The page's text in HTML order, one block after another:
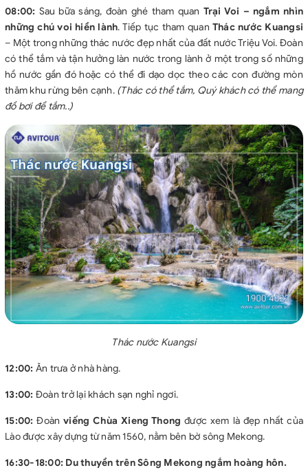
08:00: Sau bữa sáng, đoàn ghé tham quan Trại Voi – ngắm nhìn
những chú voi hiền lành. Tiếp tục tham quan Thác nước Kuangsi
– Một trong những thác nước đẹp nhất của đất nước Triệu Voi. Đoàn
có thể tắm và tận hưởng làn nước trong lành ở một trong số những
hồ nước gần đó hoặc có thể đi dạo dọc theo các con đường mòn
thăm khu rừng bên cạnh. (Thác có thể tắm, Quý khách có thể mang
đồ bơi để tắm..)
Thác nước Kuangsi
12:00: Ăn trưa ở nhà hàng.
13:00: Đoàn trở lại khách sạn nghỉ ngơi.
15:00: Đoànviếng Chùa Xieng Thong được xem là đẹp nhất của
Lào được xây dựng từ năm 1560, nằm bên bờ sông Mekong.
16:30-18:00: Du thuyền trên Sông Mekong ngắm hoàng hôn.